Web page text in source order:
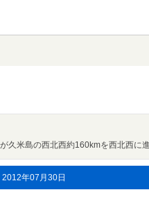
久米島の西北西約160kmを西北西に
2012年07月30日